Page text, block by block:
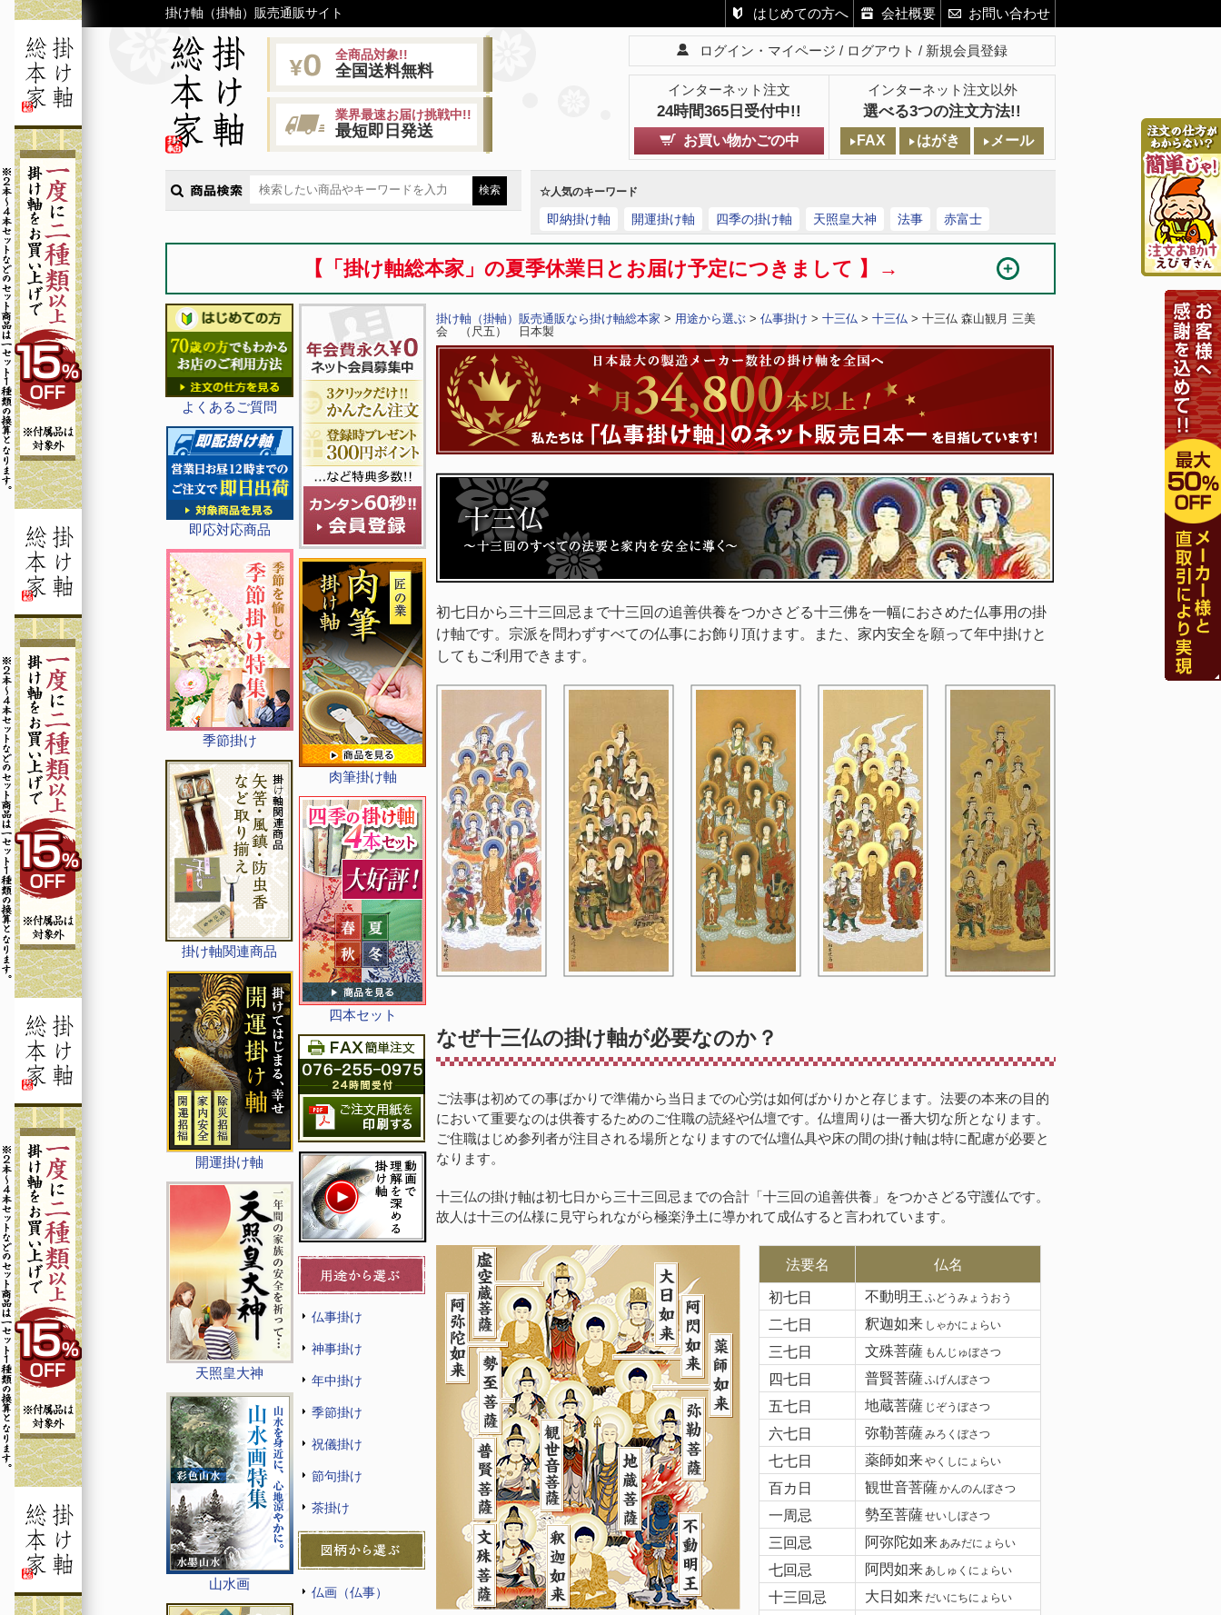
掛け軸（掛軸）販売通販サイト はじめての方へ 会社概要 お問い合わせ
全商品対象!!
全国送料無料
業界最速お届け挑戦中!!
最短即日発送
ログイン・マイページ ログアウト 新規会員登録
インターネット注文
24時間365日受付中!!
インターネット注文以外
選べる3つの注文方法!!
お買い物かごの中 FAX はがき メール
☆人気のキーワード
即納掛け軸 開運掛け軸 四季の掛け軸 天照皇大神 法事 赤富士
【「掛け軸総本家」の夏季休業日とお届け予定につきまして 】→
よくあるご質問
即応対応商品
季節掛け
掛け軸関連商品
開運掛け軸
天照皇大神
山水画
肉筆掛け軸
四本セット
仏事掛け
神事掛け
年中掛け
季節掛け
祝儀掛け
節句掛け
茶掛け
仏画（仏事）
掛け軸（掛軸）販売通販なら掛け軸総本家 > 用途から選ぶ > 仏事掛け > 十三仏 > 十三仏 > 十三仏 森山観月 三美
会 （尺五） 日本製
初七日から三十三回忌まで十三回の追善供養をつかさどる十三佛を一幅におさめた仏事用の掛
け軸です。宗派を問わずすべての仏事にお飾り頂けます。また、家内安全を願って年中掛けと
してもご利用できます。
なぜ十三仏の掛け軸が必要なのか？
ご法事は初めての事ばかりで準備から当日までの心労は如何ばかりかと存じます。法要の本来の目的
において重要なのは供養するためのご住職の読経や仏壇です。仏壇周りは一番大切な所となります。
ご住職はじめ参列者が注目される場所となりますので仏壇仏具や床の間の掛け軸は特に配慮が必要と
なります。
十三仏の掛け軸は初七日から三十三回忌までの合計「十三回の追善供養」をつかさどる守護仏です。
故人は十三の仏様に見守られながら極楽浄土に導かれて成仏すると言われています。
法要名
仏名
初七日
不動明王 ふどうみょうおう
二七日 釈迦如来 しゃかにょらい
三七日 文殊菩薩 もんじゅぼさつ
四七日 普賢菩薩ふげんぼさつ
五七日 地蔵菩薩 じぞうぼさつ
六七日 弥勒菩薩みろくぼさつ
七七日 薬師如来やくしにょらい
百カ日 観世音菩薩かんのんぼさつ
一周忌 勢至菩薩せいしぼさつ
三回忌 阿弥陀如来あみだにょらい
七回忌 阿閃如来あしゅくにょらい
十三回忌 大日如来だいにちにょらい